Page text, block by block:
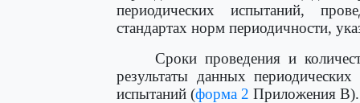
периодических испытаний,
стандартах норм периодичности,
Сроки проведения и
результаты данных
испытаний (форма 2 Приложения В).